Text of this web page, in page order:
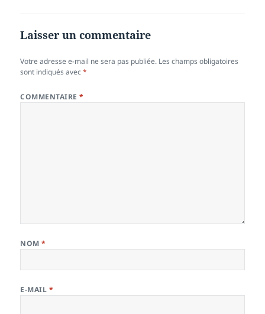
Laisser un commentaire
Votre adresse e-mail ne sera pas publiée. Les champs obligatoires
sont indiqués avec*
COMMENTAIRE*
NOM*
E-MAIL *